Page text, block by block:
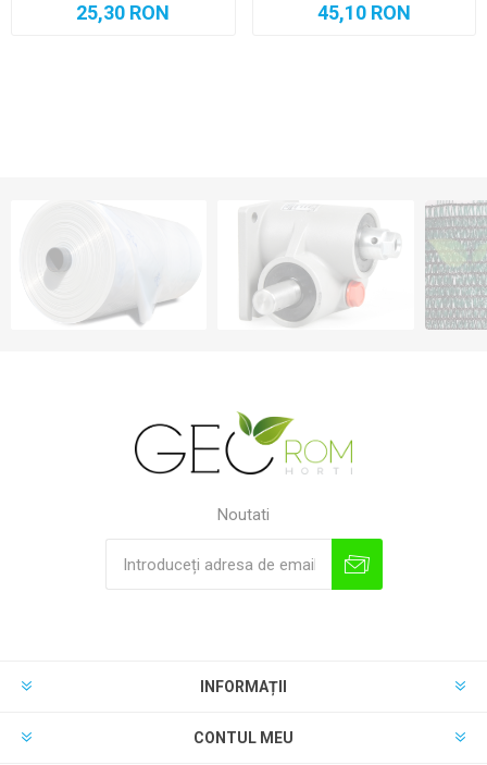
25,30 RON 45,10 RON
Noutati
INFORMAȚII
CONTUL MEU